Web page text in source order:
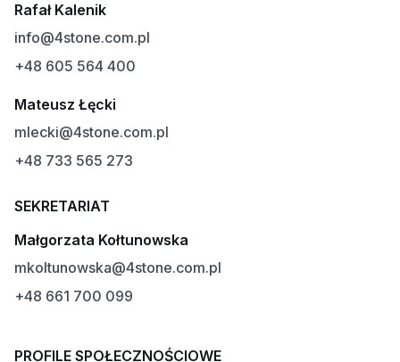
Rafał Kalenik
info@4stone.com.pl
+48 605 564 400
Mateusz Łęcki
mlecki@4stone.com.pl
+48 733 565 273
SEKRETARIAT
Małgorzata Kołtunowska
mkoltunowska@4stone.com.pl
+48 661 700 099
PROFILE SPOŁECZNOŚCIOWE